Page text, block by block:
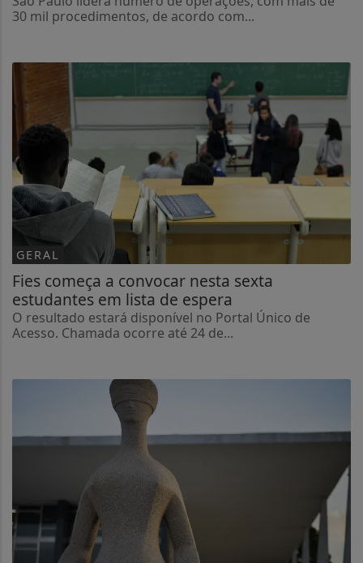
30 mil procedimentos, de acordo com...
GERAL
Fies começa a convocar nesta sexta
estudantes em lista de espera
O resultado estará disponível no Portal Único de
Acesso. Chamada ocorre até 24 de...